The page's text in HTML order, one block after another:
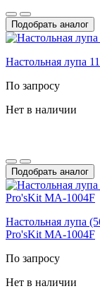
Подобрать аналог
Настольная лупа
По запросу
Нет в наличии
Подобрать аналог
Настольная лупа
Pro'sKit MA-1004F
По запросу
Нет в наличии